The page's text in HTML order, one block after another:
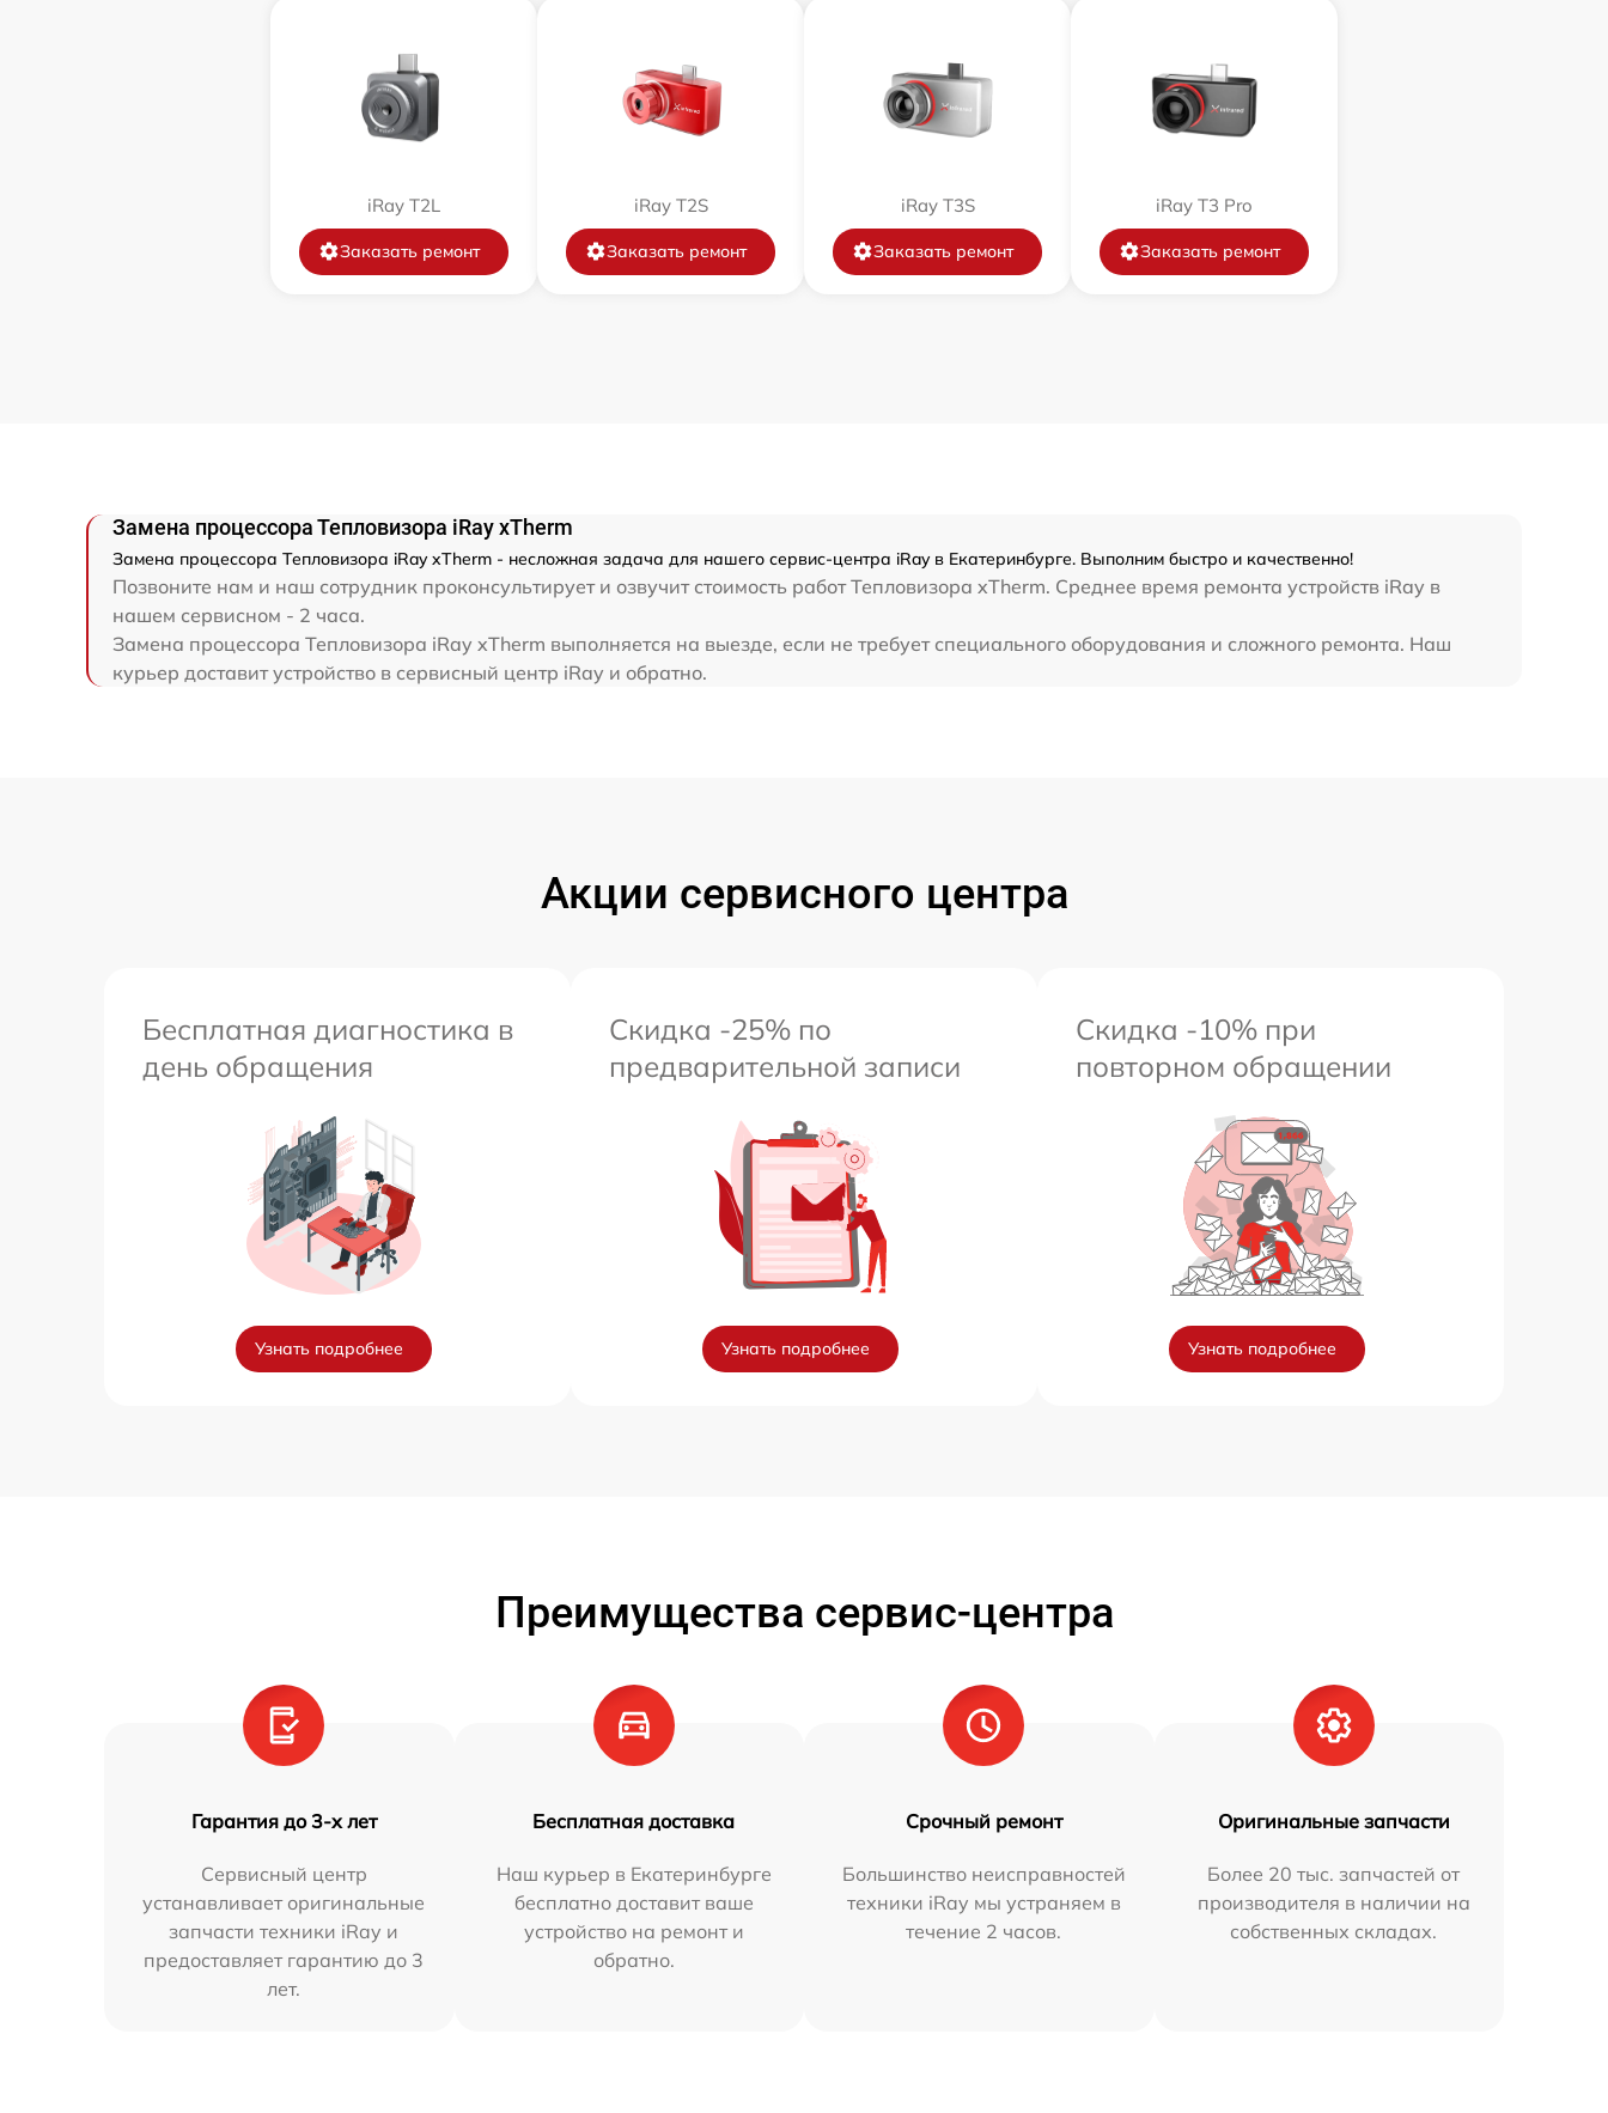
Прошивка (Обновление ПО) 450 р
750 р
Восстановление после попадания влаги от 60 мин 850 р
iRay T2L
Заказать ремонт
iRay T2S
Заказать ремонт
iRay T3S
Заказать ремонт
iRay T3 Pro
Заказать ремонт
Замена процессора Тепловизора iRay xTherm
Замена процессора Тепловизора iRay xTherm - несложная задача для нашего сервис-центра iRay в Екатеринбурге. Выполним быстро и качественно!
Позвоните нам и наш сотрудник проконсультирует и озвучит стоимость работ Тепловизора xTherm. Среднее время ремонта устройств iRay в
нашем сервисном - 2 часа.
Замена процессора Тепловизора iRay xTherm выполняется на выезде, если не требует специального оборудования и сложного ремонта. Наш
курьер доставит устройство в сервисный центр iRay и обратно.
Акции сервисного центра
Бесплатная диагностика в
день обращения
Узнать подробнее
Скидка -25% по
предварительной записи
Узнать подробнее
Скидка -10% при
повторном обращении
Узнать подробнее
Преимущества сервис-центра
Гарантия до 3-х лет
Сервисный центр
устанавливает оригинальные
запчасти техники iRay и
предоставляет гарантию до 3
лет.
Бесплатная доставка
Наш курьер в Екатеринбурге
бесплатно доставит ваше
устройство на ремонт и
обратно.
Срочный ремонт
Большинство неисправностей
техники iRay мы устраняем в
течение 2 часов.
Оригинальные запчасти
Более 20 тыс. запчастей от
производителя в наличии на
собственных складах.